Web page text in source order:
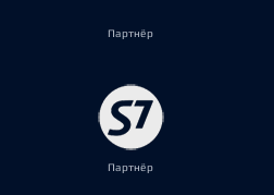
Партнёр
Партнёр